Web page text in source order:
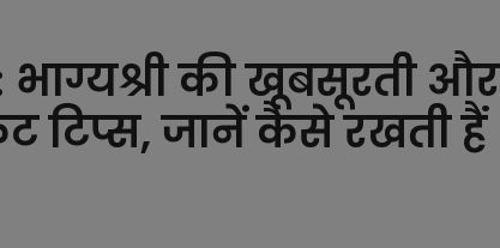
की खूबसूरती और
टिप्स, जानें कैसे रखती हैं